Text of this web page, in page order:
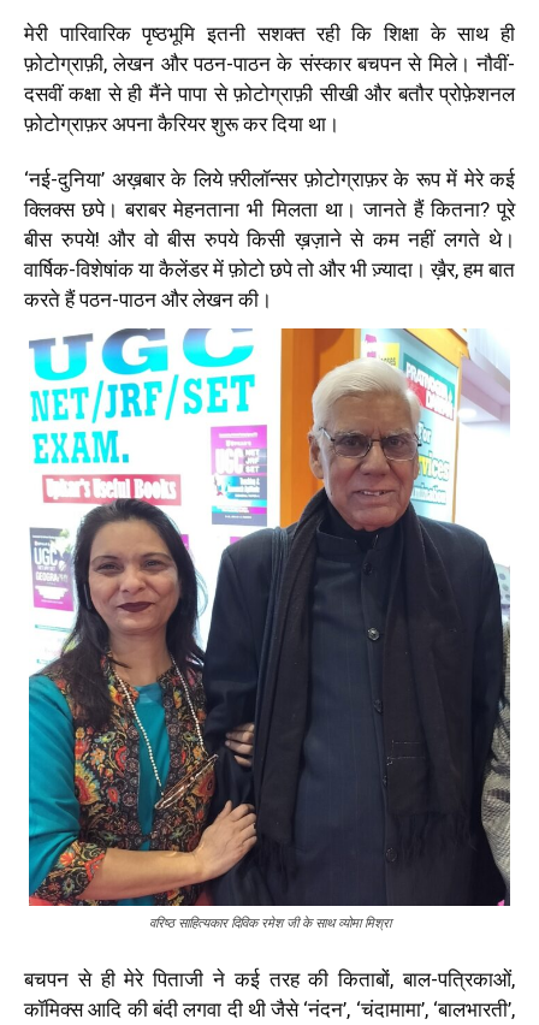
मेरी पारिवारिक पृष्ठभूमि इतनी सशक्त रही कि शिक्षा के साथ ही
फ़ोटोग्राफ़ी, लेखन और पठन-पाठन के संस्कार बचपन से मिले। नौवीं-
दसवीं कक्षा से ही मैंने पापा से फ़ोटोग्राफ़ी सीखी और बतौर प्रोफ़ेशनल
फ़ोटोग्राफ़र अपना कैरियर शुरू कर दिया था।
‘नई-दुनिया’ अख़बार के लिये फ़्रीलॉन्सर फ़ोटोग्राफ़र के रूप में मेरे कई
क्लिक्स छपे। बराबर मेहनताना भी मिलता था। जानते हैं कितना? पूरे
बीस रुपये! और वो बीस रुपये किसी ख़ज़ाने से कम नहीं लगते थे।
वार्षिक-विशेषांक या कैलेंडर में फ़ोटो छपे तो और भी ज़्यादा। ख़ैर, हम बात
करते हैं पठन-पाठन और लेखन की।
वरिष्ठ साहित्यकार दिविक रमेश जी के साथ व्योमा मिश्रा
बचपन से ही मेरे पिताजी ने कई तरह की किताबों, बाल-पत्रिकाओं,
कॉमिक्स आदि की बंदी लगवा दी थी जैसे ‘नंदन’, ‘चंदामामा’, ‘बालभारती’,